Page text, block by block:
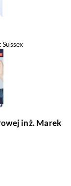
inż. Marek